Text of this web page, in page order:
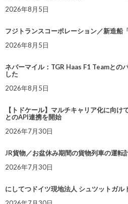
2026年8月5日
フジトランスコーポレーション／新造船
2026年8月5日
ネバーマイル：TGR Haas F1 Teamとの
した
2026年8月5日
【トドケール】マルチキャリア化に向
とのAPI連携を開始
2026年7月30日
JR貨物／お盆休み期間の貨物列車の運転
2026年7月30日
にしてつドイツ現地法人 シュツットガル